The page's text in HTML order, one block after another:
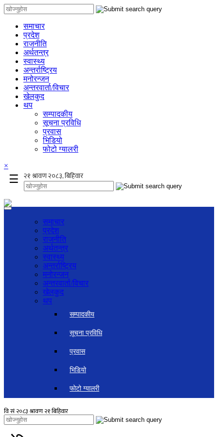
समाचार
प्रदेश
राजनीति
अर्थतन्त्र
स्वास्थ्य
अन्तर्राष्ट्रिय
मनोरन्जन
अन्तरवार्ता/विचार
खेलकुद
थप
सम्पादकीय
सूचना प्रविधि
प्रवास
भिडियो
फोटो ग्यालरी
×
☰
समाचार
प्रदेश
राजनीति
अर्थतन्त्र
स्वास्थ्य
अन्तर्राष्ट्रिय
मनोरन्जन
अन्तरवार्ता/विचार
खेलकुद
थप
सम्पादकीय
सूचना प्रविधि
प्रवास
भिडियो
फोटो ग्यालरी